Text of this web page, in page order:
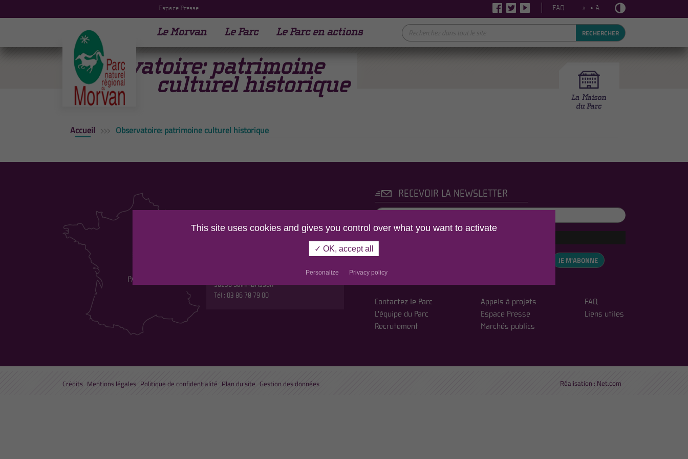
Espace Presse FAQ A • A
Le Morvan Le Parc Le Parc en actions RECHERCHER
Observatoire: patrimoine
culturel historique
Accueil Observatoire: patrimoine culturel historique
PARC NATUREL REGIONAL
58230 Saint-Brisson
Tél : 03 86 78 79 00
RECEVOIR LA NEWSLETTER
politique de confidentialité
JE M'ABONNE
Contactez le Parc
L'équipe du Parc
Recrutement
Appels à projets
Espace Presse
Marchés publics
FAQ
Liens utiles
Crédits Mentions légales Politique de confidentialité Plan du site Réalisation : Net.com
Gestion des données
This site uses cookies and gives you control over what you want to activate
✓ OK, accept all
Personalize Privacy policy